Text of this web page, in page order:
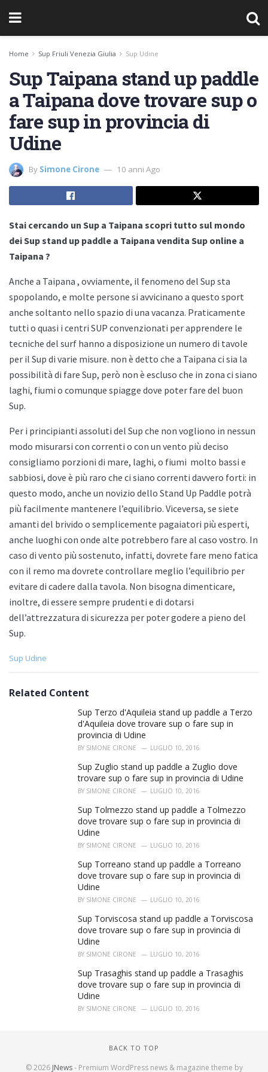
Home Sup Friuli Venezia Giulia Sup Udine
Sup Taipana stand up paddle
a Taipana dove trovare sup o
fare sup in provincia di
Udine
By Simone Cirone 10 anni Ago
Stai cercando un Sup a Taipana scopri tutto sul mondo
dei Sup stand up paddle a Taipana vendita Sup online a
Taipana ?
Anche a Taipana , ovviamente, il fenomeno del Sup sta
spopolando, e molte persone si avvicinano a questo sport
anche soltanto nello spazio di una vacanza. Praticamente
tutti o quasi i centri SUP convenzionati per apprendere le
tecniche del surf hanno a disposizione un numero di tavole
per il Sup di varie misure. non è detto che a Taipana ci sia la
possibilità di fare Sup, però non è escluso che in zona ci siano
laghi, fiumi o comunque spiagge dove poter fare del buon
Sup.
Per i principianti assoluti del Sup che non vogliono in nessun
modo misurarsi con correnti o con un vento più deciso
consigliamo porzioni di mare, laghi, o fiumi molto bassi e
sabbiosi, dove è più raro che ci siano correnti davvero forti: in
questo modo, anche un novizio dello Stand Up Paddle potrà
più facilmente mantenere l’equilibrio. Viceversa, se siete
amanti del brivido o semplicemente pagaiatori più esperti,
anche luoghi con onde alte potrebbero fare al caso vostro. In
caso di vento più sostenuto, infatti, dovrete fare meno fatica
con il remo ma dovrete controllare meglio l’equilibrio per
evitare di cadere dalla tavola. Non bisogna dimenticare,
inoltre, di essere sempre prudenti e di dotarsi
dell’attrezzatura di sicurezza per poter godere a pieno del
Sup.
C
e
Sup Udine
Related Content
Sup Terzo d'Aquileia stand up paddle a Terzo
d'Aquileia dove trovare sup o fare sup in
provincia di Udine
BY SIMONE CIRONE LUGLIO 10, 2016
Sup Zuglio stand up paddle a Zuglio dove
trovare sup o fare sup in provincia di Udine
BY SIMONE CIRONE LUGLIO 10, 2016
Sup Tolmezzo stand up paddle a Tolmezzo
dove trovare sup o fare sup in provincia di
Udine
BY SIMONE CIRONE LUGLIO 10, 2016
Sup Torreano stand up paddle a Torreano
dove trovare sup o fare sup in provincia di
Udine
BY SIMONE CIRONE LUGLIO 10, 2016
Sup Torviscosa stand up paddle a Torviscosa
dove trovare sup o fare sup in provincia di
Udine
BY SIMONE CIRONE LUGLIO 10, 2016
Sup Trasaghis stand up paddle a Trasaghis
dove trovare sup o fare sup in provincia di
Udine
BY SIMONE CIRONE LUGLIO 10, 2016
BACK TO TOP
© 2026 JNews- Premium WordPress news & magazine theme by